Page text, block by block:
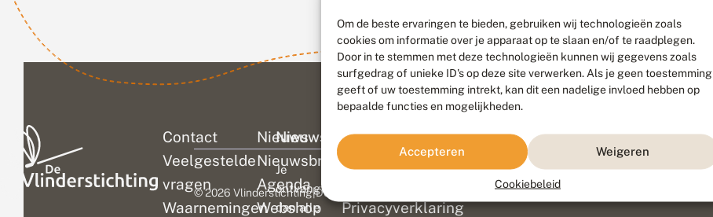
Om de beste ervaringen te bieden, gebruiken wij technologieën zoals
cookies om informatie over je apparaat op te slaan en/of te raadplegen.
Door in te stemmen met deze technologieën kunnen wij gegevens zoals
surfgedrag of unieke ID's op deze site verwerken. Als je geen toestemming
geeft of uw toestemming intrekt, kan dit een nadelige invloed hebben op
bepaalde functies en mogelijkheden.
Accepteren Weigeren
Cookiebeleid
Contact
Veelgestelde
vragen
Waarnemingen
Nieuws
Nieuwsbrief
Agenda
Webshop
Colofon
Disclaimer
Privacyverklaring
Nieuwsbrief
Je
ontvangt
dan alle
© 2026 Vlinderstichting|Duurzaam ontwikkeld door Go2People, ontworpen door